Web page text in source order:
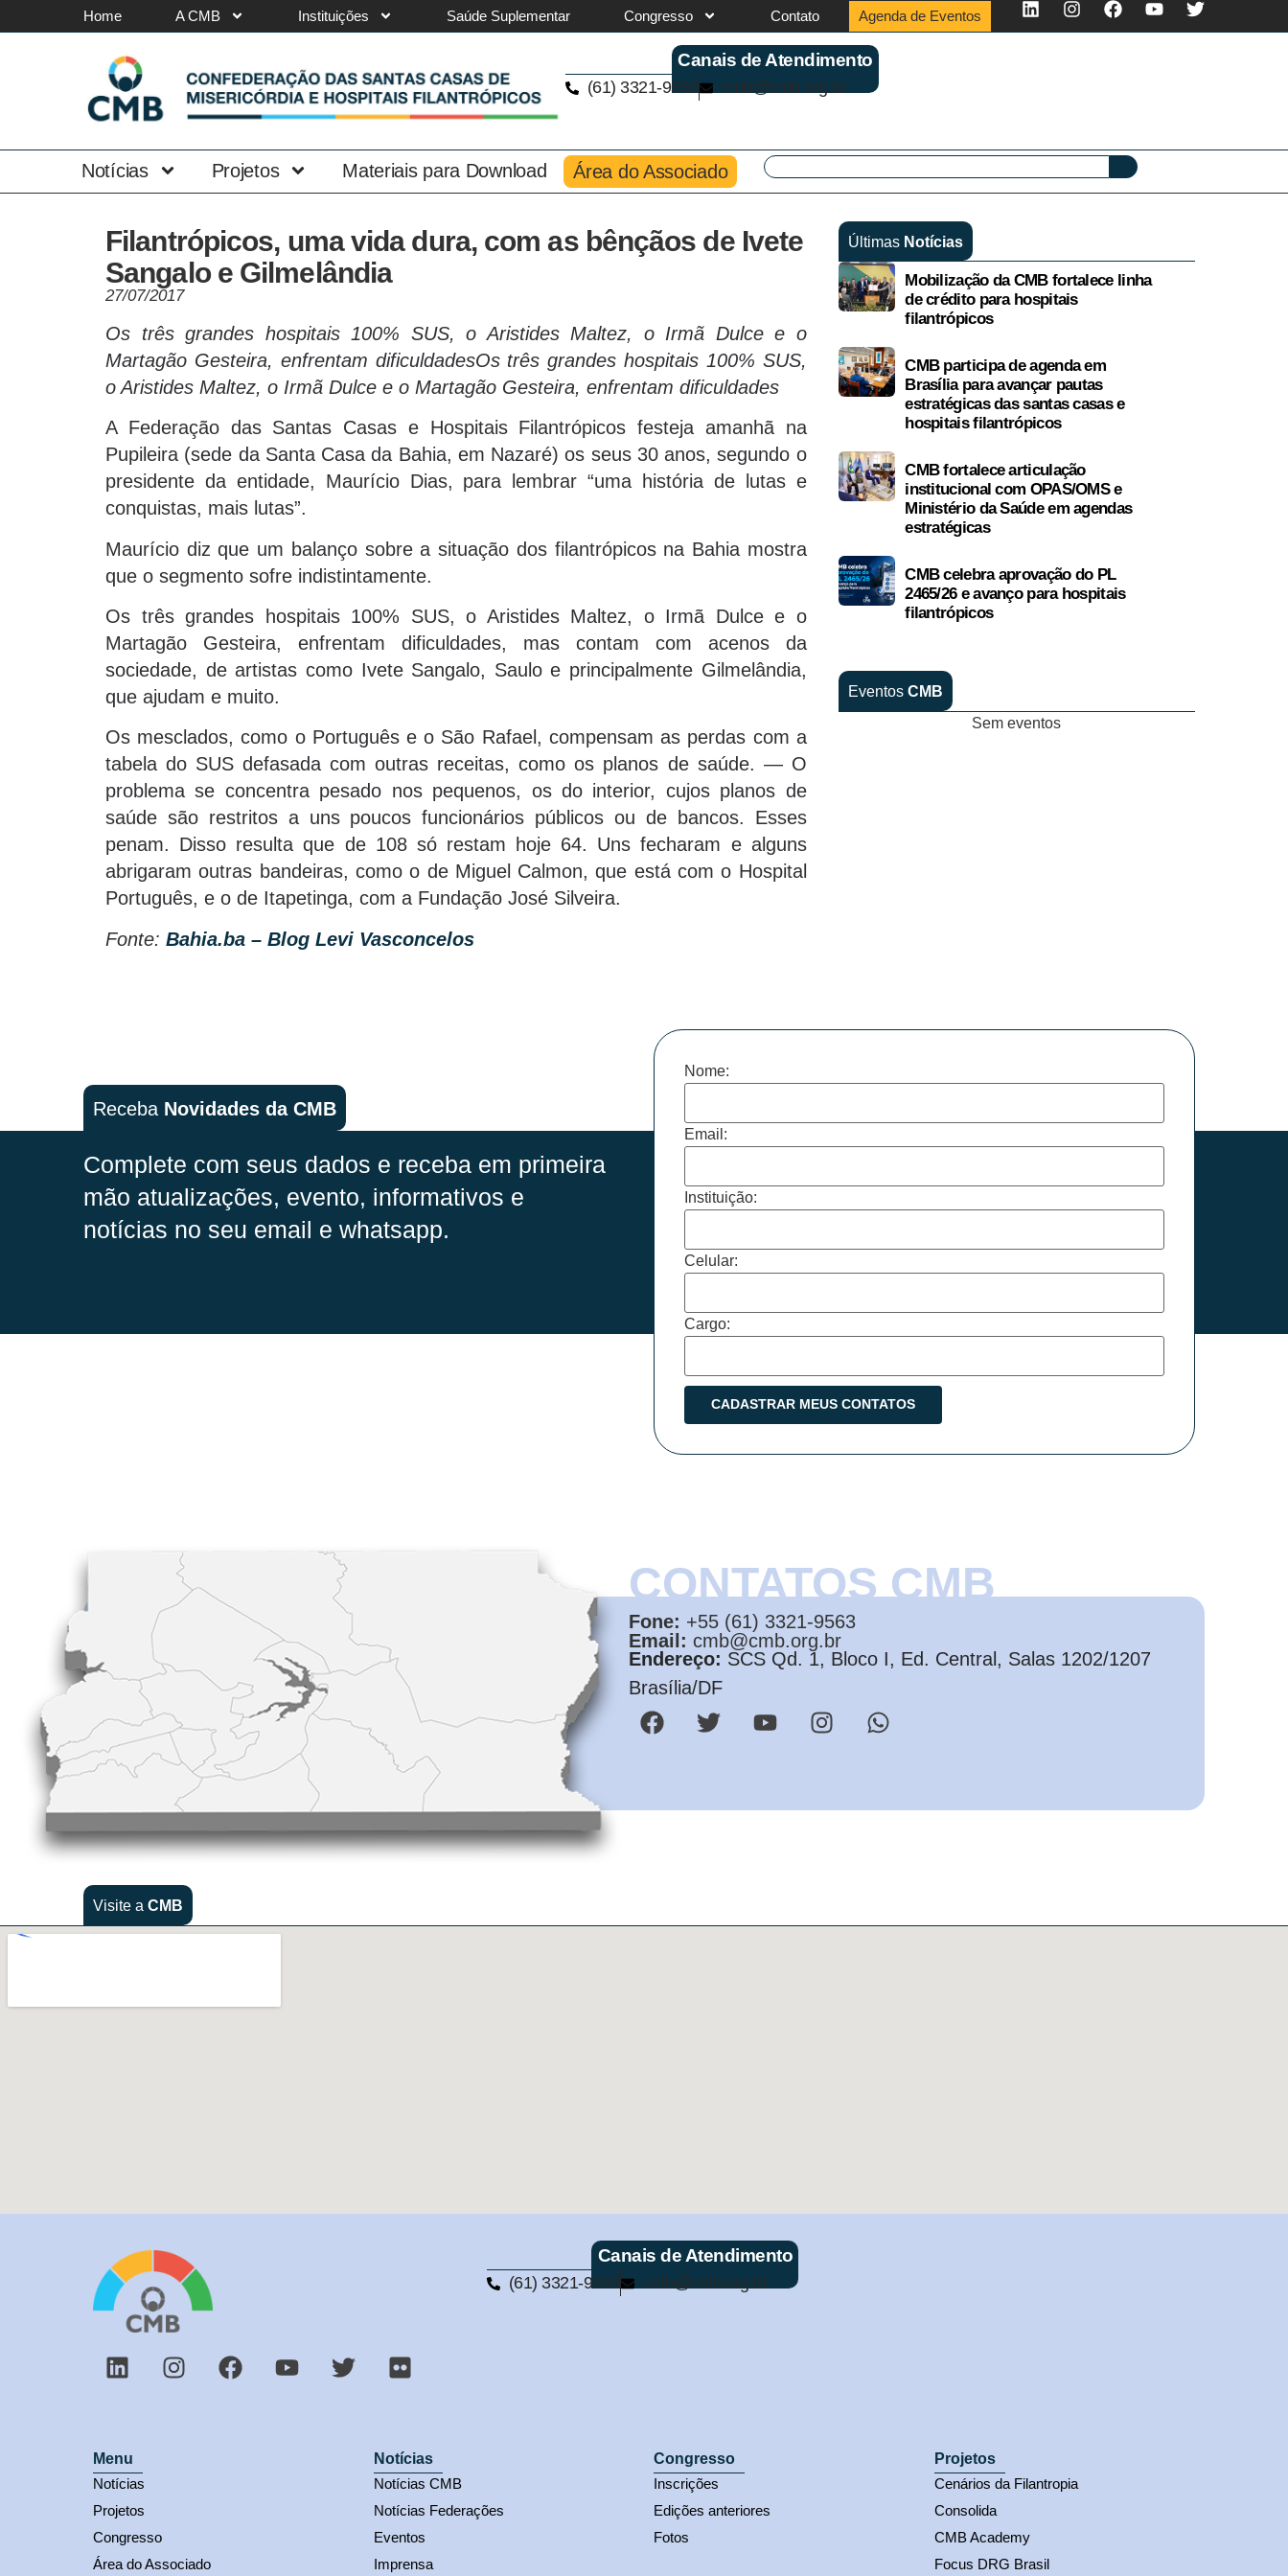
Home A CMB Instituições Saúde Suplementar Congresso Contato Agenda de Eventos
Canais de Atendimento
(61) 3321-9563 cmb@cmb.org.br
Notícias Projetos Materiais para Download Área do Associado
Filantrópicos, uma vida dura, com as bênçãos de Ivete
Sangalo e Gilmelândia
27/07/2017
Os três grandes hospitais 100% SUS, o Aristides Maltez, o Irmã Dulce e o
Martagão Gesteira, enfrentam dificuldadesOs três grandes hospitais 100% SUS,
o Aristides Maltez, o Irmã Dulce e o Martagão Gesteira, enfrentam dificuldades
A Federação das Santas Casas e Hospitais Filantrópicos festeja amanhã na
Pupileira (sede da Santa Casa da Bahia, em Nazaré) os seus 30 anos, segundo o
presidente da entidade, Maurício Dias, para lembrar “uma história de lutas e
conquistas, mais lutas”.
Maurício diz que um balanço sobre a situação dos filantrópicos na Bahia mostra
que o segmento sofre indistintamente.
Os três grandes hospitais 100% SUS, o Aristides Maltez, o Irmã Dulce e o
Martagão Gesteira, enfrentam dificuldades, mas contam com acenos da
sociedade, de artistas como Ivete Sangalo, Saulo e principalmente Gilmelândia,
que ajudam e muito.
Os mesclados, como o Português e o São Rafael, compensam as perdas com a
tabela do SUS defasada com outras receitas, como os planos de saúde. — O
problema se concentra pesado nos pequenos, os do interior, cujos planos de
saúde são restritos a uns poucos funcionários públicos ou de bancos. Esses
penam. Disso resulta que de 108 só restam hoje 64. Uns fecharam e alguns
abrigaram outras bandeiras, como o de Miguel Calmon, que está com o Hospital
Português, e o de Itapetinga, com a Fundação José Silveira.
Fonte: Bahia.ba – Blog Levi Vasconcelos
Últimas Notícias
Mobilização da CMB fortalece linha
de crédito para hospitais
filantrópicos
CMB participa de agenda em
Brasília para avançar pautas
estratégicas das santas casas e
hospitais filantrópicos
CMB fortalece articulação
institucional com OPAS/OMS e
Ministério da Saúde em agendas
estratégicas
CMB celebra aprovação do PL
2465/26 e avanço para hospitais
filantrópicos
Eventos CMB
Sem eventos
Receba Novidades da CMB
Complete com seus dados e receba em primeira
mão atualizações, evento, informativos e
notícias no seu email e whatsapp.
Nome:
Email:
Instituição:
Celular:
Cargo:
CONTATOS CMB
Fone: +55 (61) 3321-9563
Email: cmb@cmb.org.br
Endereço: SCS Qd. 1, Bloco I, Ed. Central, Salas 1202/1207
Brasília/DF
Visite a CMB
Canais de Atendimento
(61) 3321-9563 cmb@cmb.org.br
Menu
Notícias
Projetos
Congresso
Área do Associado
Notícias
Notícias CMB
Notícias Federações
Eventos
Imprensa
Congresso
Inscrições
Edições anteriores
Fotos
Projetos
Cenários da Filantropia
Consolida
CMB Academy
Focus DRG Brasil